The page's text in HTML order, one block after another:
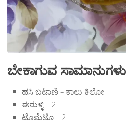
ಬೇಕಾಗುವ ಸಾಮಾನುಗಳು
ಹಸಿ ಬಟಾಣಿ – ಕಾಲು ಕಿಲೋ
ಈರುಳ್ಳಿ – 2
ಟೊಮೆಟೊ – 2